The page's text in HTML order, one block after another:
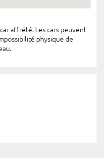
affrété. Les cars peuvent
physique de